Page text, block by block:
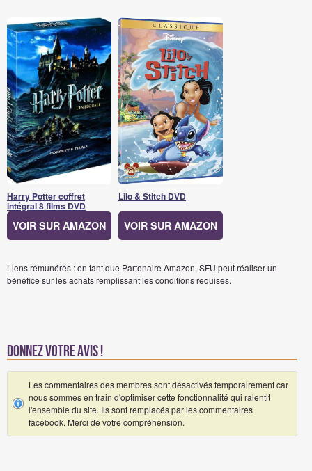
Harry Potter coffret
intégral 8 films DVD
VOIR SUR AMAZON
Lilo & Stitch DVD
VOIR SUR AMAZON
Liens rémunérés : en tant que Partenaire Amazon, SFU peut réaliser un
bénéfice sur les achats remplissant les conditions requises.
Donnez votre avis !
Les commentaires des membres sont désactivés temporairement car
nous sommes en train d'optimiser cette fonctionnalité qui ralentit
l'ensemble du site. Ils sont remplacés par les commentaires
facebook. Merci de votre compréhension.